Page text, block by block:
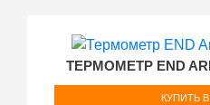
ТЕРМОМЕТР END
КУПИТЬ